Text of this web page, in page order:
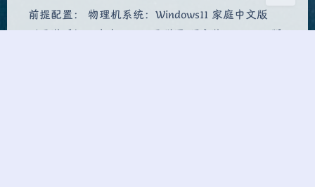
前提配置： 物理机系统：Windows11 家庭中文版
（已激活），内存 32G，已联网 预安装 VMware 版